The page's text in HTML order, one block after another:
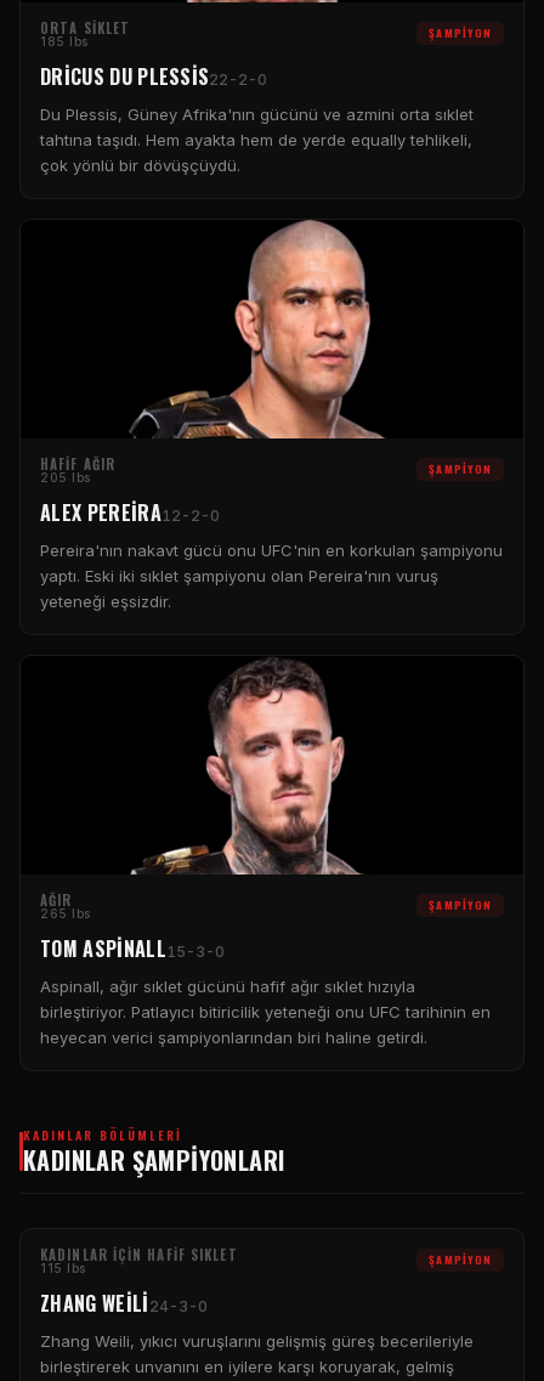
ORTA SIKLET
185 lbs ŞAMPIYON
DRICUS DU PLESSIS22-2-0
Du Plessis, Güney Afrika'nın gücünü ve azmini orta sıklet
tahtına taşıdı. Hem ayakta hem de yerde equally tehlikeli,
çok yönlü bir dövüşçüydü.
HAFIF AĞIR
205 lbs ŞAMPIYON
ALEX PEREIRA12-2-0
Pereira'nın nakavt gücü onu UFC'nin en korkulan şampiyonu
yaptı. Eski iki sıklet şampiyonu olan Pereira'nın vuruş
yeteneği eşsizdir.
AĞIR
265 lbs ŞAMPIYON
TOM ASPINALL15-3-0
Aspinall, ağır sıklet gücünü hafif ağır sıklet hızıyla
birleştiriyor. Patlayıcı bitiricilik yeteneği onu UFC tarihinin en
heyecan verici şampiyonlarından biri haline getirdi.
KADINLAR BÖLÜMLERI
KADINLAR ŞAMPIYONLARI
KADINLAR IÇIN HAFIF SIKLET
115 lbs ŞAMPIYON
ZHANG WEILI 24-3-0
Zhang Weili, yıkıcı vuruşlarını gelişmiş güreş becerileriyle
birleştirerek unvanını en iyilere karşı koruyarak, gelmiş